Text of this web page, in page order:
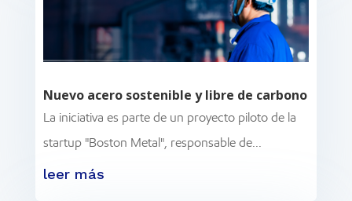
Nuevo acero sostenible y libre de carbono
La iniciativa es parte de un proyecto piloto de la
startup "Boston Metal", responsable de...
leer más